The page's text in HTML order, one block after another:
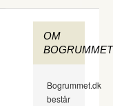
OM
BOGRUMMET
Bogrummet.dk
består